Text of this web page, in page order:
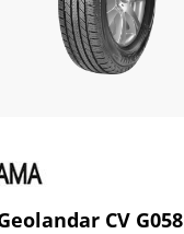
CV G058